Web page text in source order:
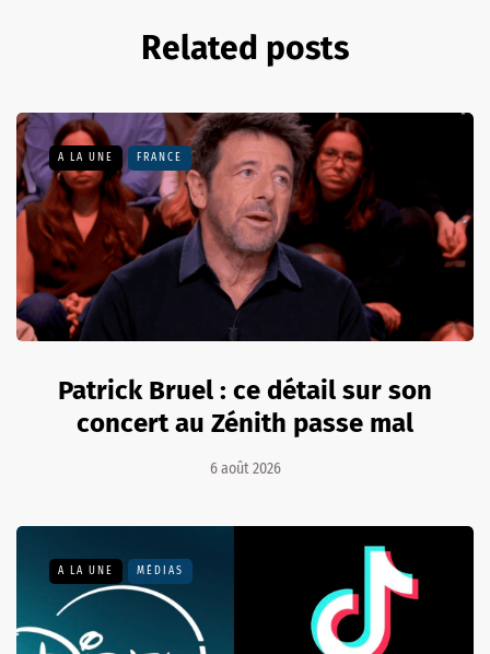
Related posts
A LA UNE FRANCE
Patrick Bruel : ce détail sur son
concert au Zénith passe mal
6 août 2026
A LA UNE MÉDIAS